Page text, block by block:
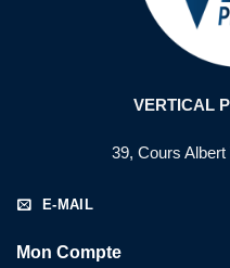
VERTICAL
39, Cours
E-MAIL
Mon Compte